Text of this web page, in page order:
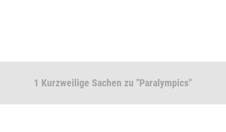
1 Kurzweilige Sachen zu "Paralympics"